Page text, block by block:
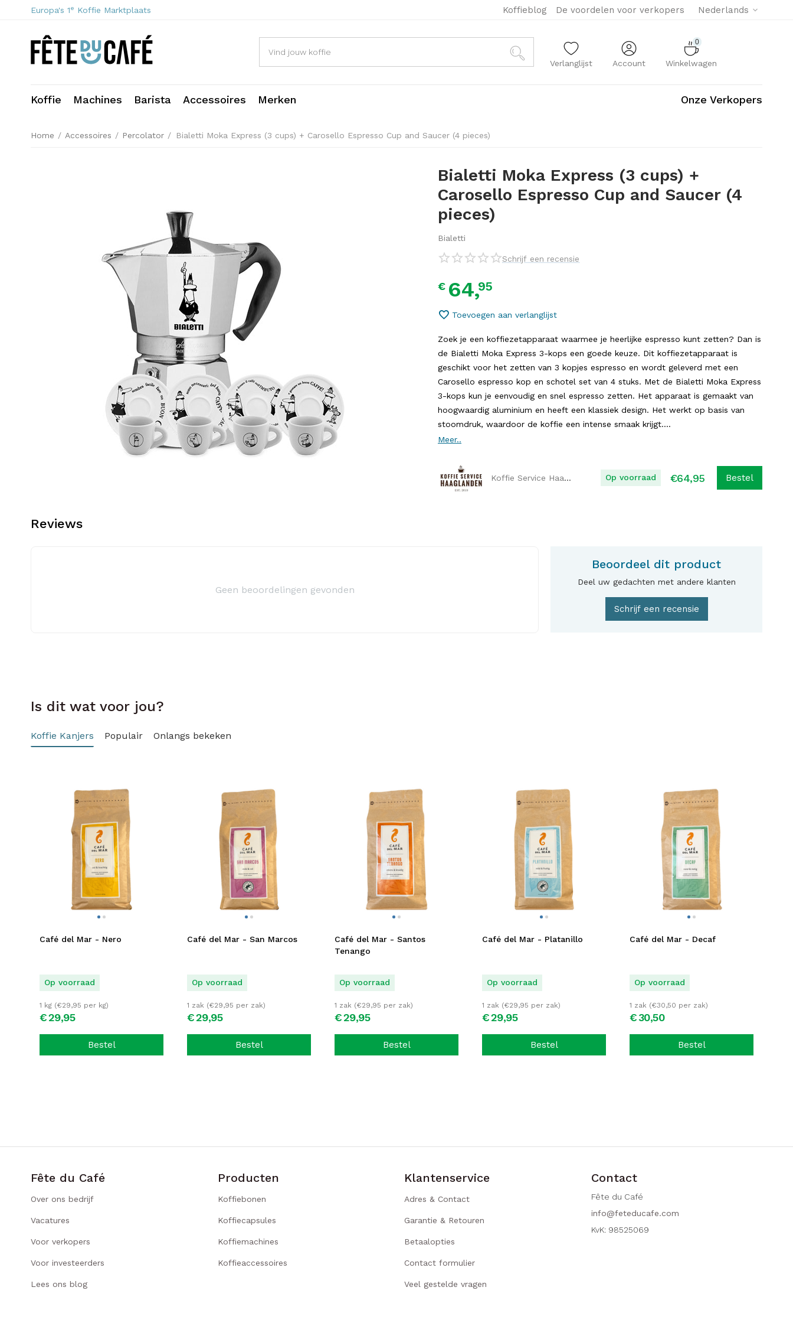
Europa's 1e Koffie Marktplaats Nederlands
Koffieblog De voordelen voor verkopers
Verlanglijst Account
0
Winkelwagen
Koffie Machines Barista Accessoires Merken Onze Verkopers
Home / Accessoires / Percolator / Bialetti Moka Express (3 cups) + Carosello Espresso Cup and Saucer (4 pieces)
Bialetti Moka Express (3 cups) +
Carosello Espresso Cup and Saucer (4
pieces)
Bialetti
Schrijf een recensie
€ 64,95
Toevoegen aan verlanglijst
Zoek je een koffiezetapparaat waarmee je heerlijke espresso kunt zetten? Dan is
de Bialetti Moka Express 3-kops een goede keuze. Dit koffiezetapparaat is
geschikt voor het zetten van 3 kopjes espresso en wordt geleverd met een
Carosello espresso kop en schotel set van 4 stuks. Met de Bialetti Moka Express
3-kops kun je eenvoudig en snel espresso zetten. Het apparaat is gemaakt van
hoogwaardig aluminium en heeft een klassiek design. Het werkt op basis van
stoomdruk, waardoor de koffie een intense smaak krijgt....
Meer..
Koffie Service Haaglanden Op voorraad €64,95 Bestel
Reviews
Geen beoordelingen gevonden
Beoordeel dit product
Deel uw gedachten met andere klanten
Schrijf een recensie
Is dit wat voor jou?
Koffie Kanjers Populair Onlangs bekeken
Café del Mar - Nero
Op voorraad
€29,95
1 kg (€29,95 per kg)
Bestel
Café del Mar - San Marcos
Op voorraad
€29,95
1 zak (€29,95 per zak)
Bestel
Café del Mar - Santos
Tenango
Op voorraad
€29,95
1 zak (€29,95 per zak)
Bestel
Café del Mar - Platanillo
Op voorraad
€29,95
1 zak (€29,95 per zak)
Bestel
Café del Mar - Decaf
Op voorraad
€30,50
1 zak (€30,50 per zak)
Bestel
Fête du Café
Over ons bedrijf
Vacatures
Voor verkopers
Voor investeerders
Lees ons blog
Producten
Koffiebonen
Koffiecapsules
Koffiemachines
Koffieaccessoires
Klantenservice
Adres & Contact
Garantie & Retouren
Betaalopties
Contact formulier
Veel gestelde vragen
Contact
Fête du Café
info@feteducafe.com
KvK: 98525069